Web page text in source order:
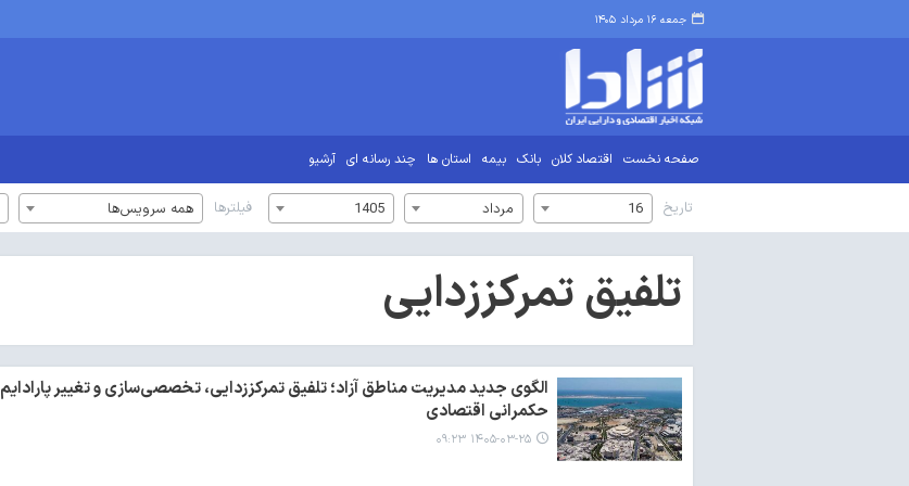
جمعه ۱۶ مرداد ۱۴۰۵
صفحه نخست اقتصاد کلان بانک بیمه استان ها چند رسانه ای آرشیو
تاریخ 16 مرداد 1405 فیلترها همه سرویس‌ها
تلفیق تمرکززدایی
الگوی جدید مدیریت مناطق آزاد؛ تلفیق تمرکززدایی، تخصصی‌سازی و تغییر پارادایم
حکمرانی اقتصادی
۱۴۰۵-۰۳-۲۵ ۰۹:۲۳